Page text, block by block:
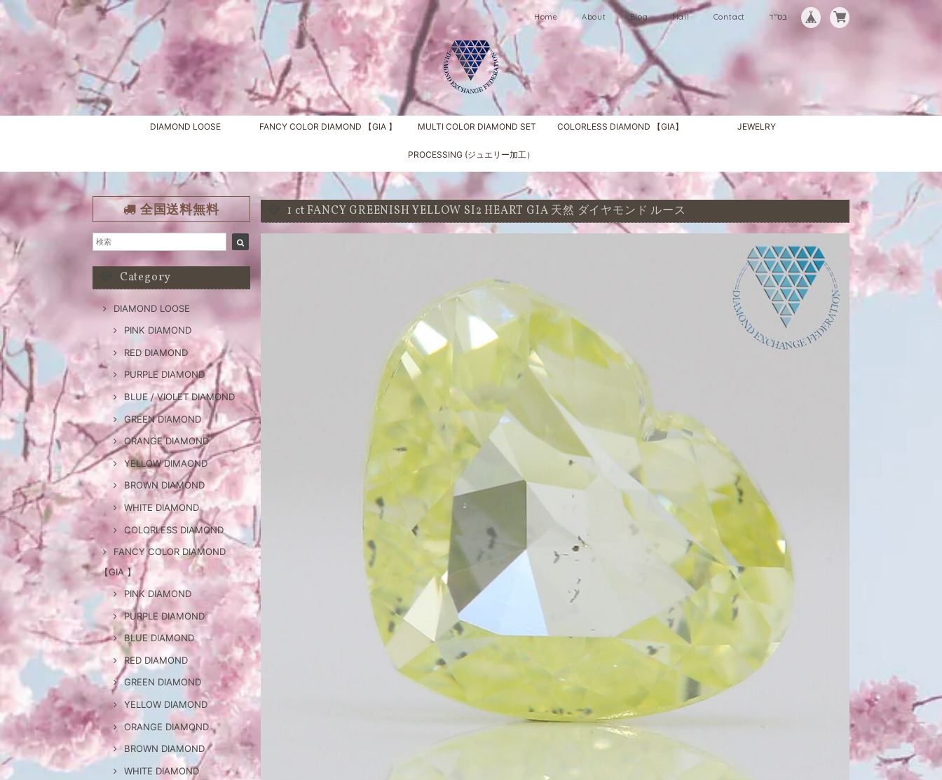
Home About Blog Mail Contact בס"ד
DIAMOND LOOSE FANCY COLOR DIAMOND 【GIA 】 MULTI COLOR DIAMOND SET COLORLESS DIAMOND 【GIA】 JEWELRY
PROCESSING (ジュエリー加工）
全国送料無料
Category
DIAMOND LOOSE
PINK DIAMOND
RED DIAMOND
PURPLE DIAMOND
BLUE / VIOLET DIAMOND
GREEN DIAMOND
ORANGE DIAMOND
YELLOW DIMAOND
BROWN DIAMOND
WHITE DIAMOND
COLORLESS DIAMOND
FANCY COLOR DIAMOND
【GIA 】
PINK DIAMOND
PURPLE DIAMOND
BLUE DIAMOND
RED DIAMOND
GREEN DIAMOND
YELLOW DIAMOND
ORANGE DIAMOND
BROWN DIAMOND
WHITE DIAMOND
1 ct FANCY GREENISH YELLOW SI2 HEART GIA 天然 ダイヤモンド ルース